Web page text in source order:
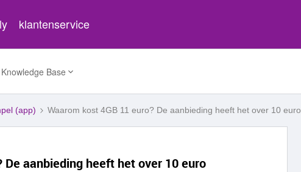
klantenservice
Knowledge Base
(app) Waarom kost 4GB 11 euro? De aanbieding heeft het over 10 euro
De aanbieding heeft het over 10 euro